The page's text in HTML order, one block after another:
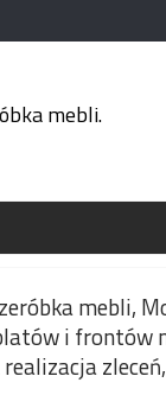
mebli.
mebli,
i frontów